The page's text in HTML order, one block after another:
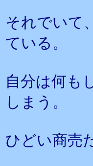
それでいて
ている。
自分は何も
しまう。
ひどい商売